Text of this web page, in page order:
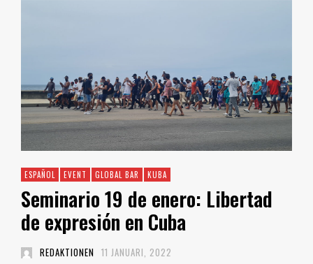
ESPAÑOL EVENT GLOBAL BAR KUBA
Seminario 19 de enero: Libertad
de expresión en Cuba
REDAKTIONEN 11 JANUARI, 2022